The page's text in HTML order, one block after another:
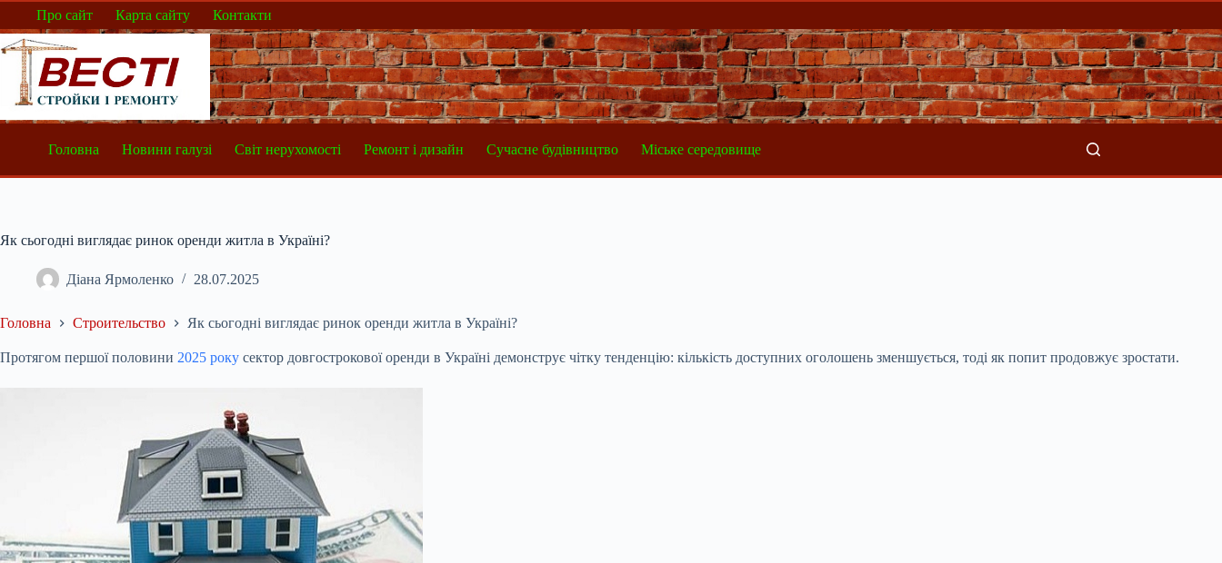
Перейти
вмісту
Про сайт Карта сайту Контакти
Головна Новини галузі Світ нерухомості Ремонт і дизайн Сучасне будівництво Міське середовище
Як сьогодні виглядає ринок оренди житла в Україні?
Діана Ярмоленко 28.07.2025
Головна Строительство Як сьогодні виглядає ринок оренди житла в Україні?
Протягом першої половини 2025 року сектор довгострокової оренди в Україні демонструє чітку тенденцію: кількість доступних оголошень зменшується, тоді як попит продовжує зростати.